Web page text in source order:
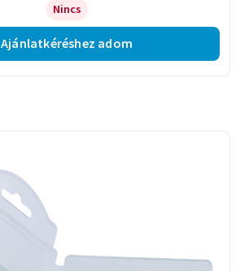
Nincs
Ajánlatkéréshez adom